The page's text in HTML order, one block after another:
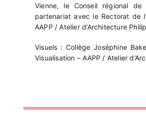
Vienne, le Conseil régional de
partenariat avec le Rectorat de
AAPP / Atelier d’Architecture
Visuels : Collège Joséphine
Visualisation – AAPP / Atelier